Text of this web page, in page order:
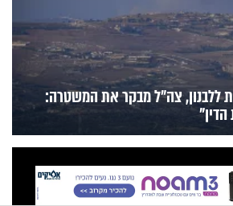
ללבנון, צה״ל מבקר את המשטרה: